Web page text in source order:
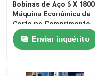
Para casa
Produtos
Sobre nós
Bobinas de Aço 6 X 1800
Máquina Econômica de
Corte no Comprimento
Enviar inquérito